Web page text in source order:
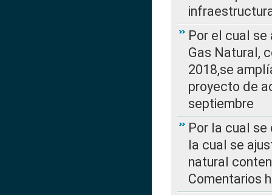
Por el cual
Gas Natural,
2018,se
proyecto de
septiembre
Por la cual se
la cual se
natural
Comentarios